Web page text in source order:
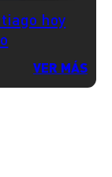
hoy
VER MÁS